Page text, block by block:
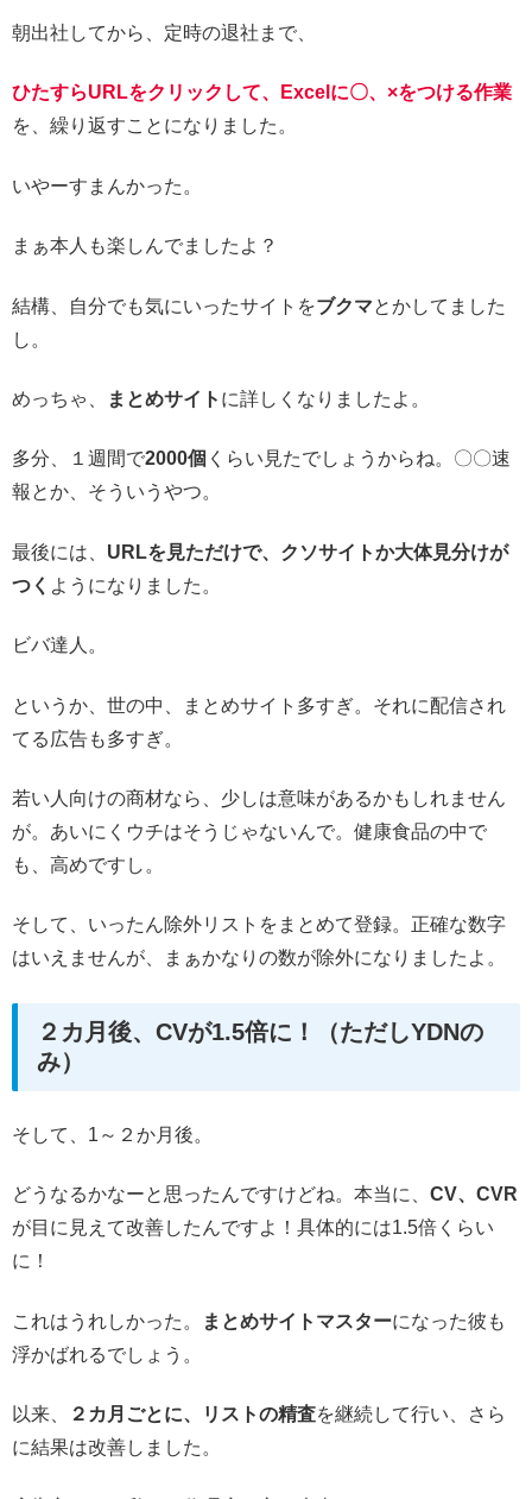
朝出社してから、定時の退社まで、
ひたすらURLをクリックして、Excelに〇、×をつける作業
を、繰り返すことになりました。
いやーすまんかった。
まぁ本人も楽しんでましたよ？
結構、自分でも気にいったサイトをブクマとかしてました
し。
めっちゃ、 まとめサイト に詳しくなりましたよ。
多分、１週間で2000個 くらい見たでしょうからね。〇〇速
報とか、そういうやつ。
最後には、 URLを見ただけで、クソサイトか大体見分けが
つく ようになりました。
ビバ達人。
というか、世の中、まとめサイト多すぎ。それに配信され
てる広告も多すぎ。
若い人向けの商材なら、少しは意味があるかもしれません
が。あいにくウチはそうじゃないんで。健康食品の中で
も、高めですし。
そして、いったん除外リストをまとめて登録。正確な数字
はいえませんが、まぁかなりの数が除外になりましたよ。
２カ月後、CVが1.5倍に！（ただしYDNの
み）
そして、1～２か月後。
どうなるかなーと思ったんですけどね。本当に、 CV、CVR
が目に見えて改善したんですよ！具体的には1.5倍くらい
に！
これはうれしかった。 まとめサイトマスターになった彼も
浮かばれるでしょう。
以来、 ２カ月ごとに、リストの精査を継続して行い、さら
に結果は改善しました。